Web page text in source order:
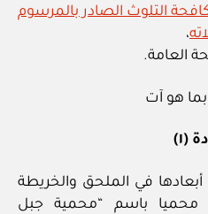
التلوث الصادر بالمرسوم
،
العامة.
هو آت
(١)
في الملحق والخريطة
محميا باسم “محمية جبل